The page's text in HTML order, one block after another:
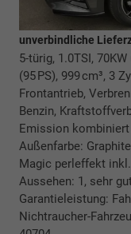
unverbindliche
5-türig, 1.0TSI, 70KW
(95 PS), 999 cm³, 3
Frontantrieb,
Benzin,
Emission kombiniert
Außenfarbe:
Magic perleffekt
Aussehen: 1, sehr
Garantieleistung:
Nichtraucher-